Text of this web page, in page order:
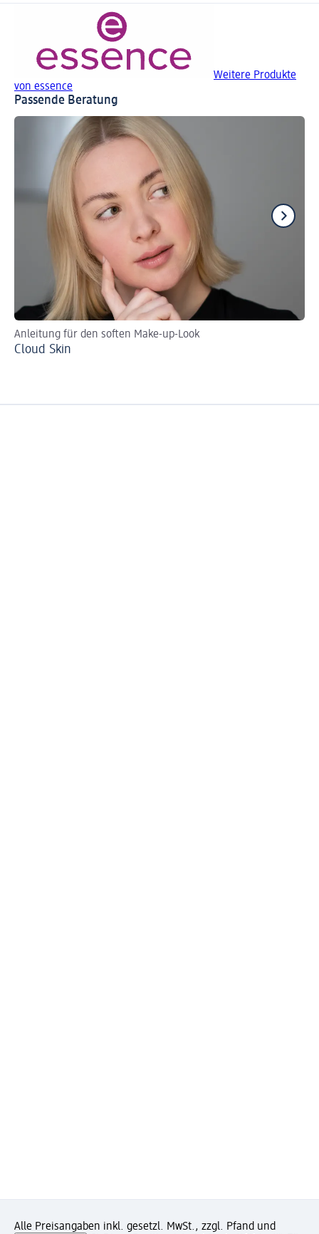
Weitere Produkte
von essence
Passende Beratung
Anleitung für den soften Make-up-Look
Cloud Skin
Alle Preisangaben inkl. gesetzl. MwSt., zzgl. Pfand und